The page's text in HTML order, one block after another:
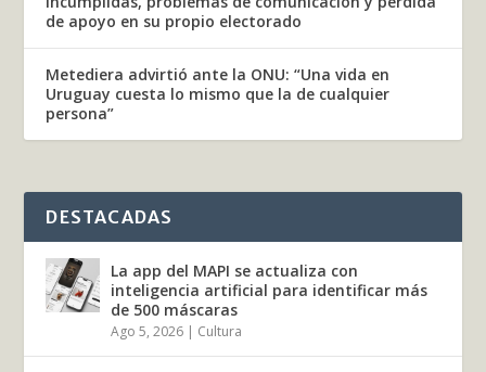
de apoyo en su propio electorado
Metediera advirtió ante la ONU: “Una vida en
Uruguay cuesta lo mismo que la de cualquier
persona”
DESTACADAS
La app del MAPI se actualiza con
inteligencia artificial para identificar más
de 500 máscaras
Ago 5, 2026 | Cultura